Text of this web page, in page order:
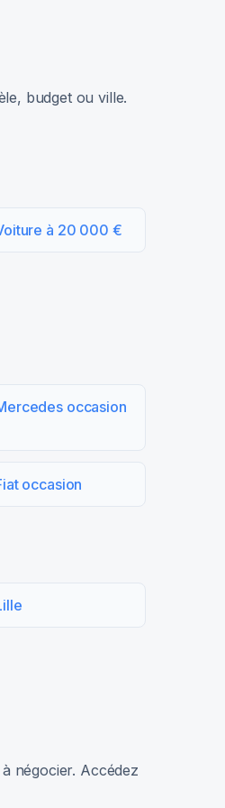
budget ou ville.
à 20 000 €
occasion
occasion
négocier. Accédez